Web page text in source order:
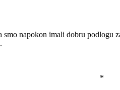
smo napokon imali dobru podlogu
*